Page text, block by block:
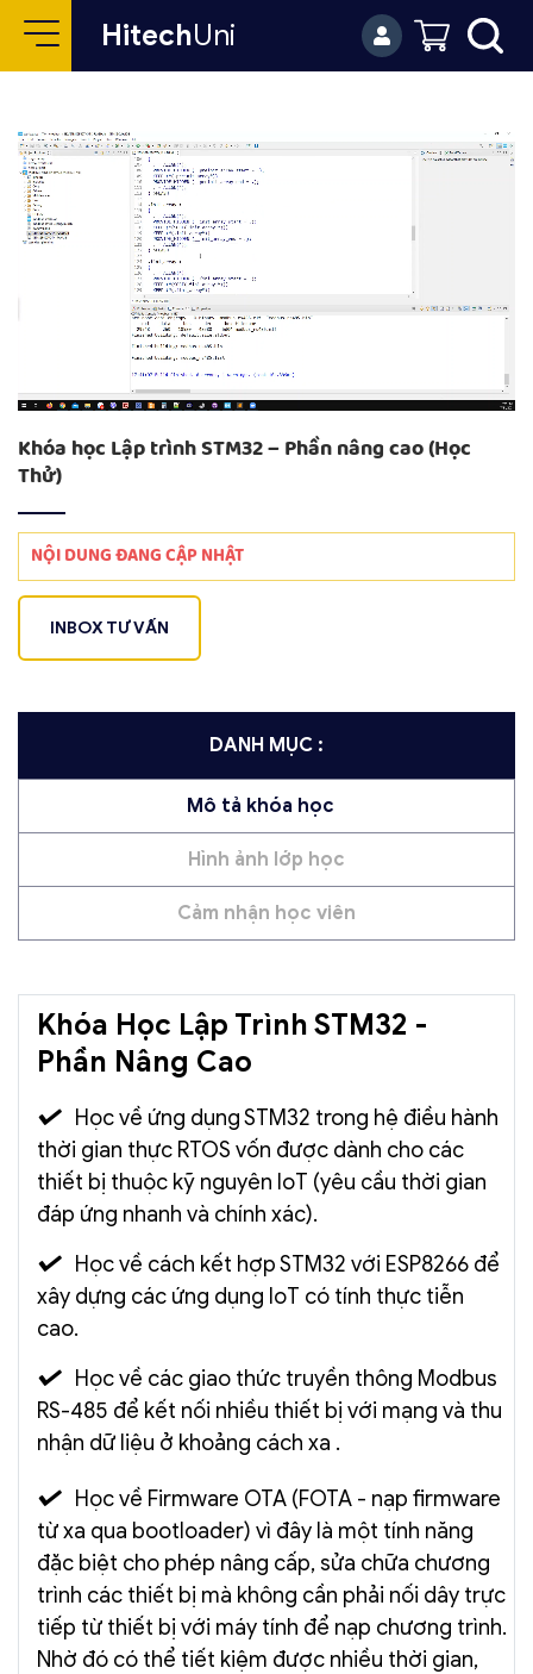
HitechUni
Khóa học Lập trình STM32 – Phần nâng cao (Học
Thử)
NỘI DUNG ĐANG CẬP NHẬT
INBOX TƯ VẤN
DANH MỤC :
Mô tả khóa học
Hình ảnh lớp học
Cảm nhận học viên
Khóa Học Lập Trình STM32 -
Phần Nâng Cao
Học về ứng dụng STM32 trong hệ điều hành
thời gian thực RTOS vốn được dành cho các
thiết bị thuộc kỹ nguyên IoT (yêu cầu thời gian
đáp ứng nhanh và chính xác).
Học về cách kết hợp STM32 với ESP8266 để
xây dựng các ứng dụng IoT có tính thực tiễn
cao.
Học về các giao thức truyền thông Modbus
RS-485 để kết nối nhiều thiết bị với mạng và thu
nhận dữ liệu ở khoảng cách xa .
Học về Firmware OTA (FOTA - nạp firmware
từ xa qua bootloader) vì đây là một tính năng
đặc biệt cho phép nâng cấp, sửa chữa chương
trình các thiết bị mà không cần phải nối dây trực
tiếp từ thiết bị với máy tính để nạp chương trình.
Nhờ đó có thể tiết kiệm được nhiều thời gian,